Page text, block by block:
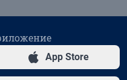
App Store